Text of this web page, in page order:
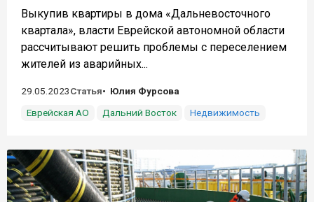
Выкупив квартиры в дома «Дальневосточного
квартала», власти Еврейской автономной области
рассчитывают решить проблемы с переселением
жителей из аварийных...
29.05.2023Статья
Юлия Фурсова
Еврейская АО
Дальний Восток Недвижимость